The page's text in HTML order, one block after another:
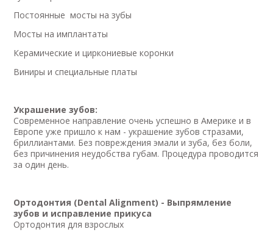
Постоянные мосты на зубы
Мосты на имплантаты
Керамические и циркониевые коронки
Виниры и специальные платы
Украшение зубов:
Современное направление очень успешно в Америке и в
Европе уже пришло к нам - украшение зубов стразами,
бриллиантами. Без повреждения эмали и зуба, без боли,
без причинения неудобства губам. Процедура проводится
за один день.
Ортодонтия (Dental Alignment) - Выпрямление
зубов и исправление прикуса
Ортодонтия для взрослых